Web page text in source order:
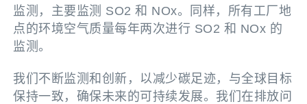
监测，主要监测 SO2 和 NOx。同样，所有工厂地
点的环境空气质量每年两次进行 SO2 和 NOx 的
监测。
我们不断监测和创新，以减少碳足迹，与全球目标
保持一致，确保未来的可持续发展。我们在排放问